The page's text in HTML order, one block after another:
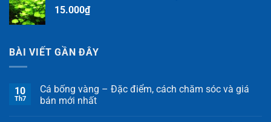
15.000₫
BÀI VIẾT GẦN ĐÂY
10
Th7
Cá bống vàng – Đặc điểm, cách chăm sóc và giá
bán mới nhất